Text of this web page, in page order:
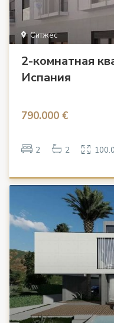
Ситжес
2-комнатная
Испания
790.000 €
2 2